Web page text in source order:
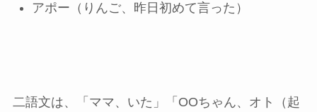
アポー（りんご、昨日初めて言った）
二語文は、「ママ、いた」「OOちゃん、オト（起